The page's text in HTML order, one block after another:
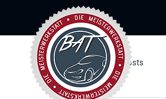
Alle Posts